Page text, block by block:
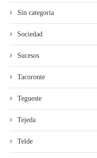
Sin categoria
Sociedad
Sucesos
Tacoronte
Tegueste
Tejeda
Telde